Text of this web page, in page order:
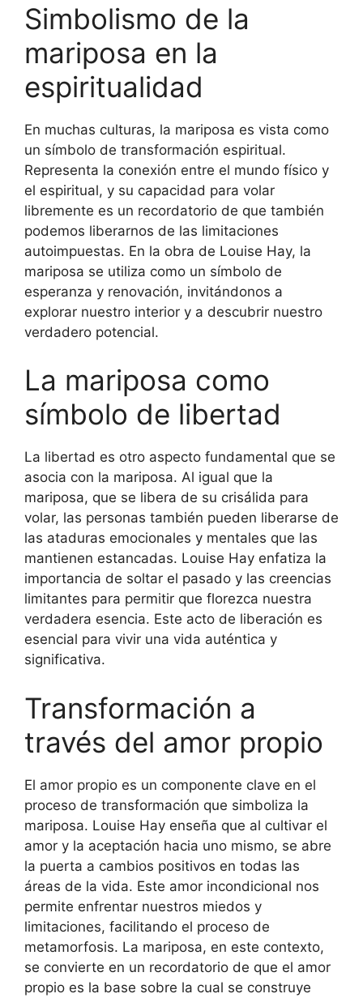
Simbolismo de la
mariposa en la
espiritualidad
En muchas culturas, la mariposa es vista como
un símbolo de transformación espiritual.
Representa la conexión entre el mundo físico y
el espiritual, y su capacidad para volar
libremente es un recordatorio de que también
podemos liberarnos de las limitaciones
autoimpuestas. En la obra de Louise Hay, la
mariposa se utiliza como un símbolo de
esperanza y renovación, invitándonos a
explorar nuestro interior y a descubrir nuestro
verdadero potencial.
La mariposa como
símbolo de libertad
La libertad es otro aspecto fundamental que se
asocia con la mariposa. Al igual que la
mariposa, que se libera de su crisálida para
volar, las personas también pueden liberarse de
las ataduras emocionales y mentales que las
mantienen estancadas. Louise Hay enfatiza la
importancia de soltar el pasado y las creencias
limitantes para permitir que florezca nuestra
verdadera esencia. Este acto de liberación es
esencial para vivir una vida auténtica y
significativa.
Transformación a
través del amor propio
El amor propio es un componente clave en el
proceso de transformación que simboliza la
mariposa. Louise Hay enseña que al cultivar el
amor y la aceptación hacia uno mismo, se abre
la puerta a cambios positivos en todas las
áreas de la vida. Este amor incondicional nos
permite enfrentar nuestros miedos y
limitaciones, facilitando el proceso de
metamorfosis. La mariposa, en este contexto,
se convierte en un recordatorio de que el amor
propio es la base sobre la cual se construye